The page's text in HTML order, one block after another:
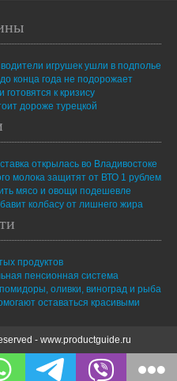
игрушек ушли в подполье
конца года не подорожает
готовятся к кризису
дороже турецкой
открылась во Владивостоке
молока защитят от ВТО 1 рублем
мясо и овощи подешевле
колбасу от лишнего жира
продуктов
пенсионная система
оливки, виноград и рыба
оставаться красивыми
- www.productguide.ru